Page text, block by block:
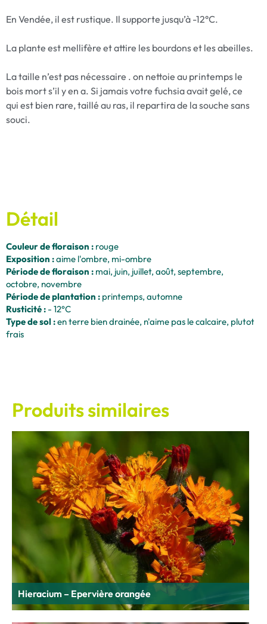
En Vendée, il est rustique. Il supporte jusqu’à -12°C.
La plante est mellifère et attire les bourdons et les abeilles.
La taille n’est pas nécessaire . on nettoie au printemps le
bois mort s’il y en a. Si jamais votre fuchsia avait gelé, ce
qui est bien rare, taillé au ras, il repartira de la souche sans
souci.
Détail
Couleur de floraison : rouge
Exposition :aime l'ombre, mi-ombre
Période de floraison : mai, juin, juillet, août, septembre,
octobre, novembre
Période de plantation : printemps, automne
Rusticité : - 12°C
Type de sol :en terre bien drainée, n'aime pas le calcaire, plutot
frais
Produits similaires
Hieracium – Epervière orangée